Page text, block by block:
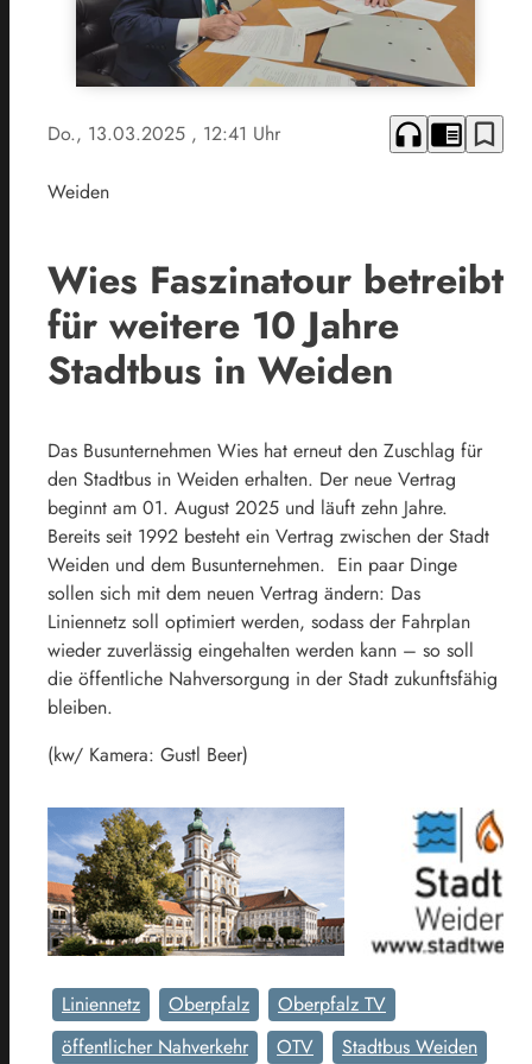
Do., 13.03.2025 , 12:41 Uhr headphones chrome_reader_mode bookmark_border
Weiden
Wies Faszinatour betreibt
für weitere 10 Jahre
Stadtbus in Weiden
Das Busunternehmen Wies hat erneut den Zuschlag für
den Stadtbus in Weiden erhalten. Der neue Vertrag
beginnt am 01. August 2025 und läuft zehn Jahre.
Bereits seit 1992 besteht ein Vertrag zwischen der Stadt
Weiden und dem Busunternehmen. Ein paar Dinge
sollen sich mit dem neuen Vertrag ändern: Das
Liniennetz soll optimiert werden, sodass der Fahrplan
wieder zuverlässig eingehalten werden kann – so soll
die öffentliche Nahversorgung in der Stadt zukunftsfähig
bleiben.
(kw/ Kamera: Gustl Beer)
Liniennetz Oberpfalz
Oberpfalz TV
öffentlicher Nahverkehr
OTV
Stadtbus Weiden